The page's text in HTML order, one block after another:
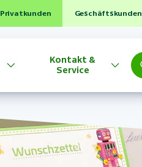
Privatkunden Geschäftskunden
Kontakt &
Service